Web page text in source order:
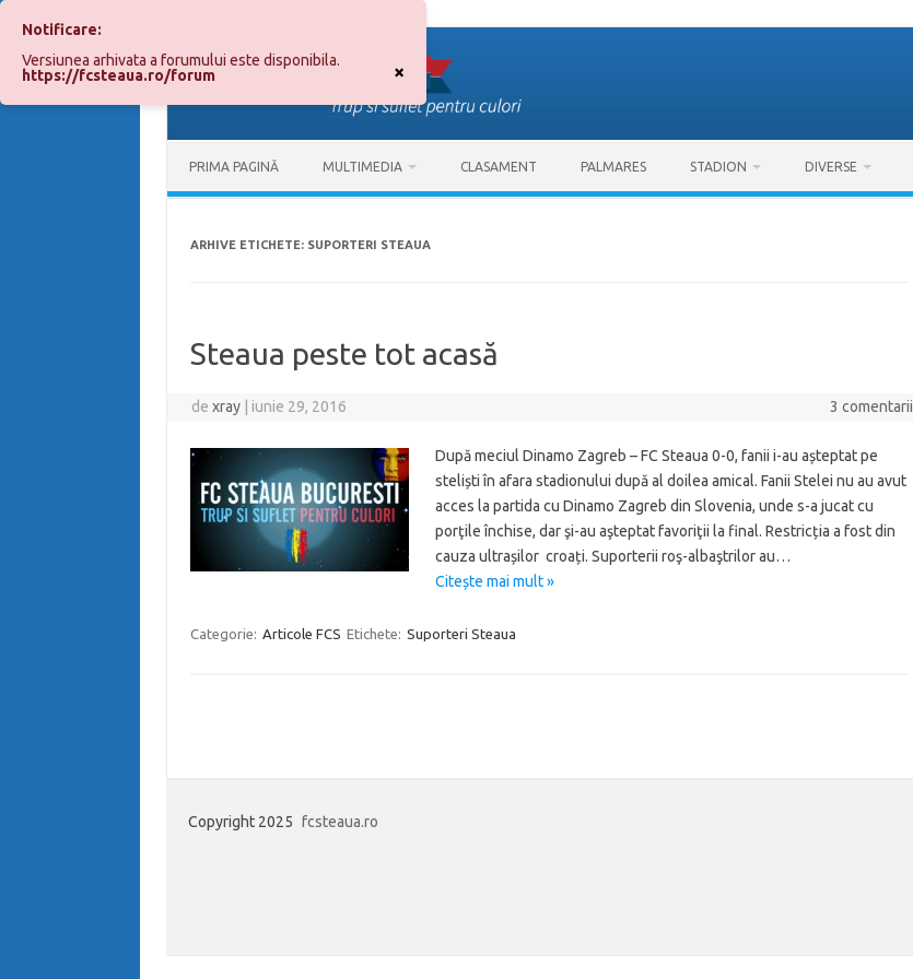
conținut
PRIMA PAGINĂ MULTIMEDIA CLASAMENT PALMARES STADION DIVERSE
ARHIVE ETICHETE: SUPORTERI STEAUA
Steaua peste tot acasă
dexray iunie 29, 2016 3 comentarii
După meciul Dinamo Zagreb – FC Steaua 0-0, fanii i-au așteptat pe
steliști în afara stadionului după al doilea amical. Fanii Stelei nu au avut
acces la partida cu Dinamo Zagreb din Slovenia, unde s-a jucat cu
porţile închise, dar şi-au aşteptat favoriţii la final. Restricția a fost din
cauza ultrașilor croați. Suporterii roş-albaştrilor au…
Citește mai mult »
Categorie: Articole FCS Etichete: Suporteri Steaua
Copyright 2025 fcsteaua.ro
×
Notificare:
Versiunea arhivata a forumului este disponibila.
https://fcsteaua.ro/forum